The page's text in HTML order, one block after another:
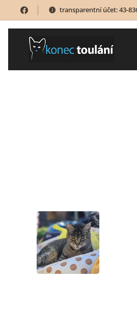
transparentní účet: 43-